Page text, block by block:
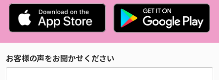
お客様の声をお聞かせください